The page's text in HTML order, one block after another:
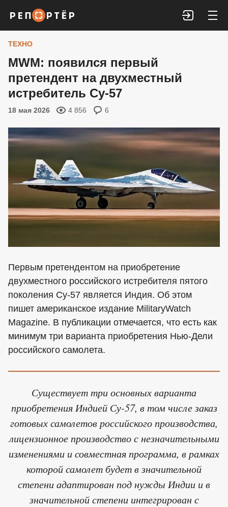
Войти
ТЕХНО
MWM: появился первый
претендент на двухместный
истребитель Су-57
18 мая 2026 4 856 6
Первым претендентом на приобретение
двухместного российского истребителя пятого
поколения Су-57 является Индия. Об этом
пишет американское издание MilitaryWatch
Magazine. В публикации отмечается, что есть как
минимум три варианта приобретения Нью-Дели
российского самолета.
Существует три основных варианта
приобретения Индией Су-57, в том числе заказ
готовых самолетов российского производства,
лицензионное производство с незначительными
изменениями и совместная программа, в рамках
которой самолет будет в значительной
степени адаптирован под нужды Индии и в
значительной степени интегрирован с